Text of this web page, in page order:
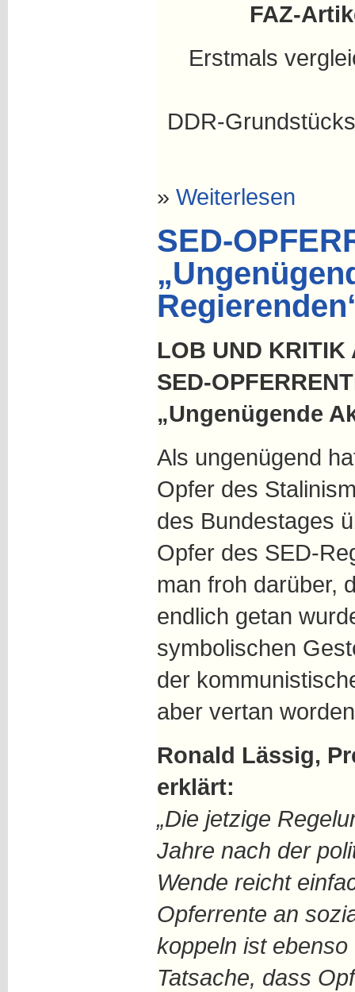
FAZ-
Erstmals
DDR-
» Weiterlesen
SED-
LOB UND KRITIK
SED-
„Ungenügende
Als ungenügend
Opfer des
des Bundestages
Opfer des SED-
man froh darüber,
endlich getan
symbolischen
der
aber vertan
Ronald Lässig,
erklärt:
„Die jetzige
Jahre nach der
Wende reicht
Opferrente an
koppeln ist
Tatsache, dass